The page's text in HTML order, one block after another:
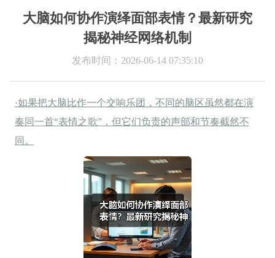
大脑如何协作演绎面部表情？最新研究
揭秘神经网络机制
发布时间：2026-06-14 07:35:10
·如果把大脑比作一个交响乐团，不同的脑区虽然都在演
奏同一首“表情之歌”，但它们负责的声部和节奏截然不
同。